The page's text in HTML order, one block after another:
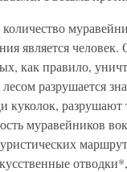
является
как правило,
лесом разрушается
куколок,
муравейников